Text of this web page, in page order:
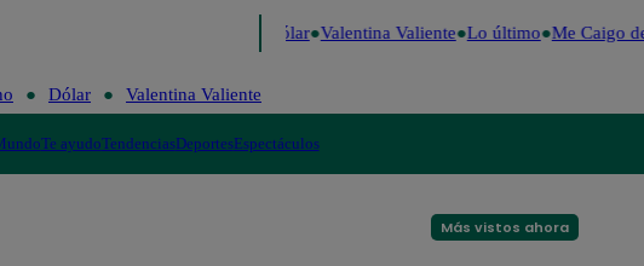
Dólar Valentina Valiente Lo último Me Caigo de
Dólar Valentina Valiente
Te ayudoTendenciasDeportesEspectáculos
Más vistos ahora